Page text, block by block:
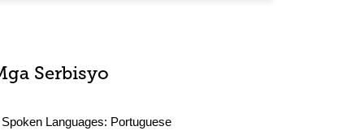
Serbisyo
Spoken Languages: Portuguese